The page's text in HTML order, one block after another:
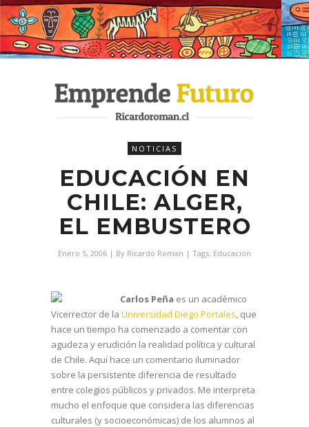
NOTICIAS
EDUCACIÓN EN
CHILE: ALGER,
EL EMBUSTERO
Enero 5, 2006 | By Ricardo Roman | Tags: Educación
Carlos Peña es un académico
Vicerrector de la Universidad Diego Portales, que
hace un tiempo ha comenzado a comentar con
agudeza y erudición la realidad política y cultural
de Chile. Aquí hace un comentario iluminador
sobre la persistente diferencia de resultado
entre colegios públicos y privados. Me interpreta
mucho el enfoque que considera las diferencias
culturales (y socioeconómicas) de los alumnos al